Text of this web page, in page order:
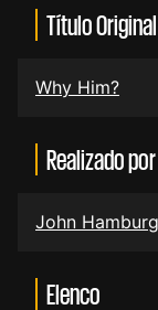
Título Original
Why Him?
Realizado por
John Hamburg
Elenco